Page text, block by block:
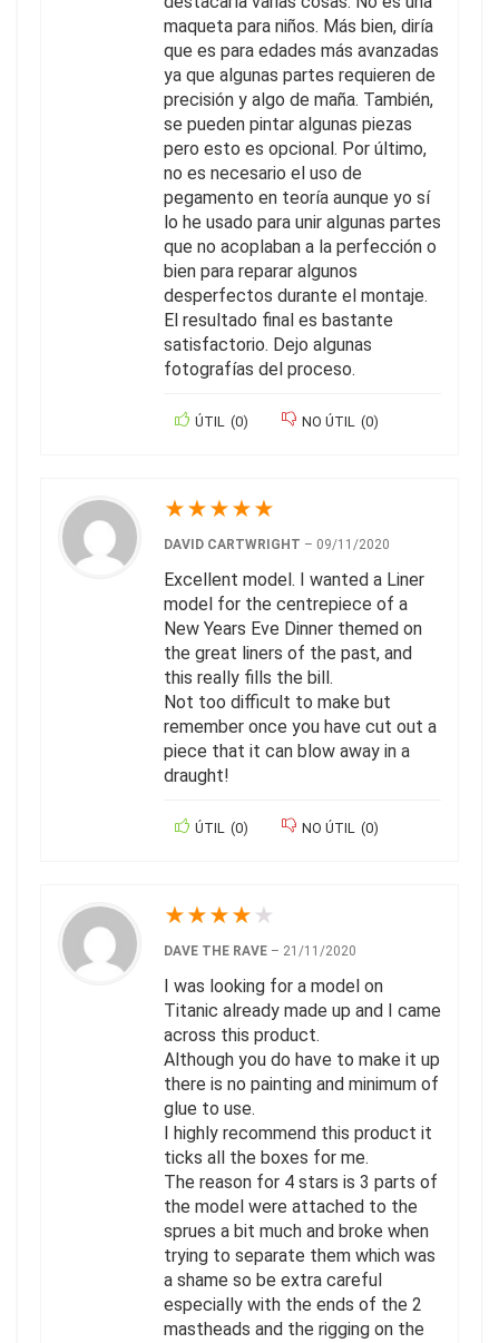
maqueta para niños. Más bien, diría
que es para edades más avanzadas
ya que algunas partes requieren de
precisión y algo de maña. También,
se pueden pintar algunas piezas
pero esto es opcional. Por último,
no es necesario el uso de
pegamento en teoría aunque yo sí
lo he usado para unir algunas partes
que no acoplaban a la perfección o
bien para reparar algunos
desperfectos durante el montaje.
El resultado final es bastante
satisfactorio. Dejo algunas
fotografías del proceso.
ÚTIL (0) NO ÚTIL (0)
★★★★★
DAVID CARTWRIGHT – 09/11/2020
Excellent model. I wanted a Liner
model for the centrepiece of a
New Years Eve Dinner themed on
the great liners of the past, and
this really fills the bill.
Not too difficult to make but
remember once you have cut out a
piece that it can blow away in a
draught!
ÚTIL (0) NO ÚTIL (0)
★★★★ ★
DAVE THE RAVE – 21/11/2020
I was looking for a model on
Titanic already made up and I came
across this product.
Although you do have to make it up
there is no painting and minimum of
glue to use.
I highly recommend this product it
ticks all the boxes for me.
The reason for 4 stars is 3 parts of
the model were attached to the
sprues a bit much and broke when
trying to separate them which was
a shame so be extra careful
especially with the ends of the 2
mastheads and the rigging on the